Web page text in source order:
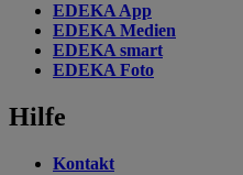
EDEKA App
EDEKA Medien
EDEKA smart
EDEKA Foto
Hilfe
Kontakt